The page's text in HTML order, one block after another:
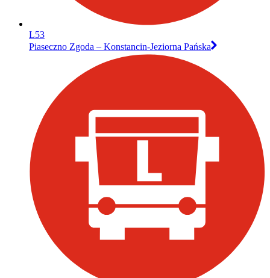
L53
Piaseczno Zgoda – Konstancin-Jeziorna Pańska